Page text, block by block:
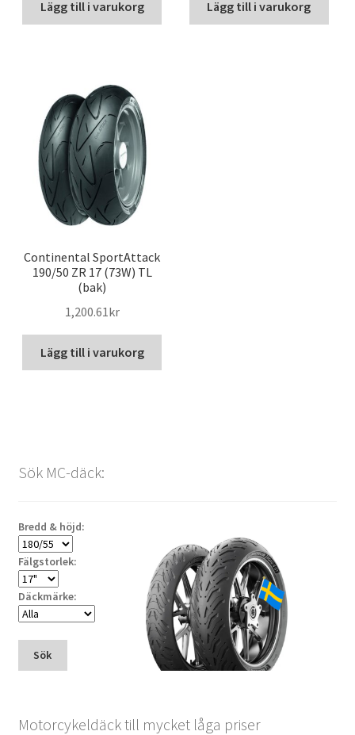
Lägg till i varukorg Lägg till i varukorg
Continental SportAttack
190/50 ZR 17 (73W) TL
(bak)
1,200.61kr
Lägg till i varukorg
Sök MC-däck:
Bredd & höjd:
Fälgstorlek:
Däckmärke:
Sök
Motorcykeldäck till mycket låga priser